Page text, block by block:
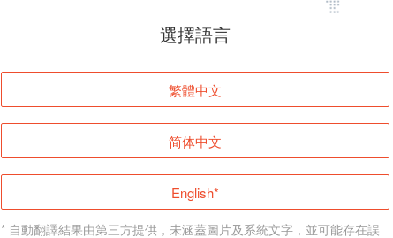
頁面無法顯示
登入
返回首頁
選擇語言
繁體中文
简体中文
English*
* 自動翻譯結果由第三方提供，未涵蓋圖片及系統文字，並可能存在誤